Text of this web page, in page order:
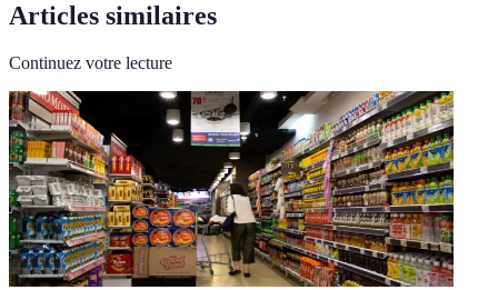
Articles similaires
Continuez votre lecture